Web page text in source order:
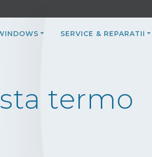
SERVICE & REPARATII
termo